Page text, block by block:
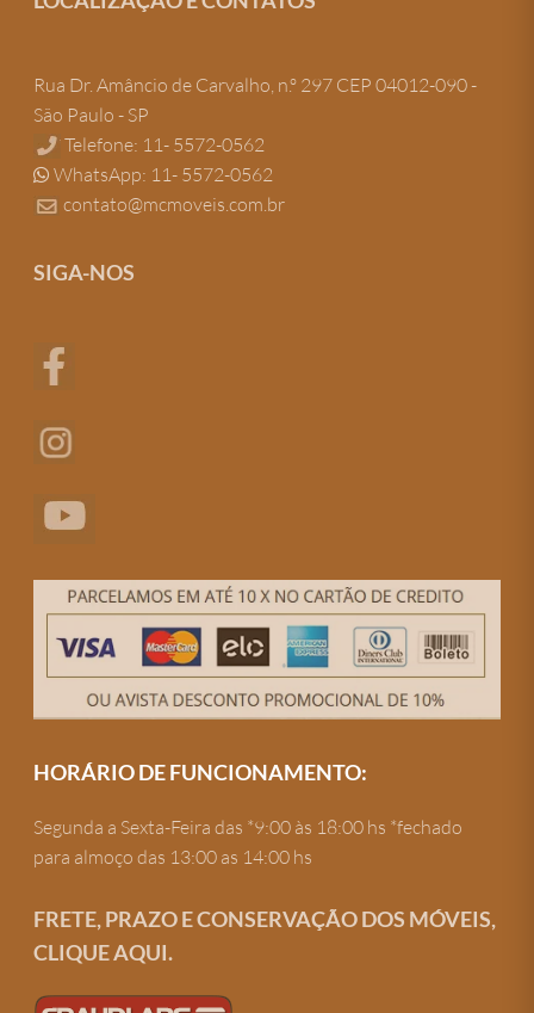
Rua Dr. Amâncio de Carvalho, n.º 297 CEP 04012-090 -
São Paulo - SP
Telefone: 11- 5572-0562
WhatsApp: 11- 5572-0562
contato@mcmoveis.com.br
SIGA-NOS
HORÁRIO DE FUNCIONAMENTO:
Segunda a Sexta-Feira das *9:00 às 18:00 hs *fechado
para almoço das 13:00 as 14:00 hs
FRETE, PRAZO E CONSERVAÇÃO DOS MÓVEIS,
CLIQUE AQUI.